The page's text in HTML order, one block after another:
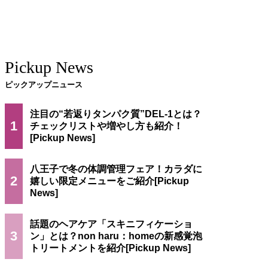
Pickup News
ピックアップニュース
1
注目の“若返りタンパク質”DEL-1とは？
チェックリストや増やし方も紹介！
2
八王子で冬の体調管理フェア！カラダに
嬉しい限定メニューをご紹介
3
話題のヘアケア「スキニフィケーショ
ン」とは？non haru：homeの新感覚泡
トリートメントを紹介